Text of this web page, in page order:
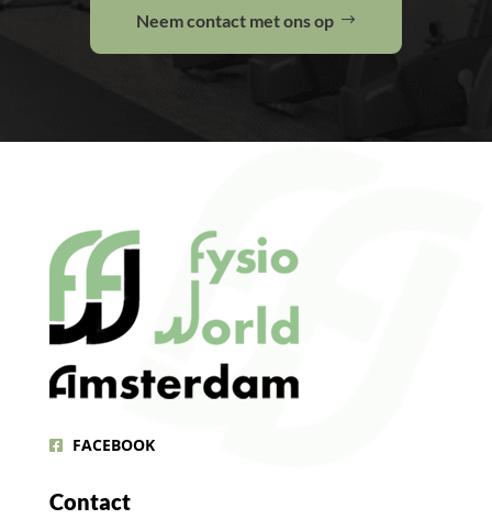
Neem contact met ons op
FACEBOOK
Contact